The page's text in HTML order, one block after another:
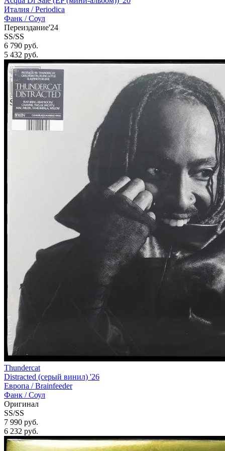
Италия /Periodica
Фанк / Соул
Переиздание'24
SS/SS
6 790 руб.
5 432 руб.
Thundercat
Distracted (серый винил) '26
Европа /Brainfeeder
Фанк / Соул
Оригинал
SS/SS
7 990 руб.
6 232 руб.